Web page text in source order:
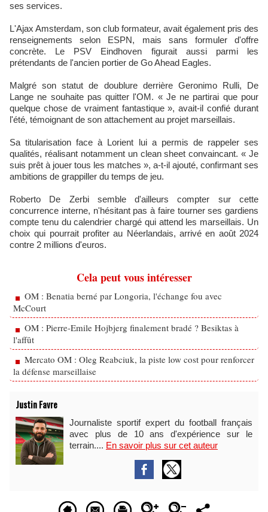
ses services.
L'Ajax Amsterdam, son club formateur, avait également pris des
renseignements selon ESPN, mais sans formuler d'offre
concrète. Le PSV Eindhoven figurait aussi parmi les
prétendants de l'ancien portier de Go Ahead Eagles.
Malgré son statut de doublure derrière Geronimo Rulli, De
Lange ne souhaite pas quitter l'OM. « Je ne partirai que pour
quelque chose de vraiment fantastique », avait-il confié durant
l'été, témoignant de son attachement au projet marseillais.
Sa titularisation face à Lorient lui a permis de rappeler ses
qualités, réalisant notamment un clean sheet convaincant. « Je
suis prêt à jouer tous les matches », a-t-il ajouté, confirmant ses
ambitions de grappiller du temps de jeu.
Roberto De Zerbi semble d'ailleurs compter sur cette
concurrence interne, n'hésitant pas à faire tourner ses gardiens
compte tenu du calendrier chargé qui attend les marseillais. Un
choix qui pourrait profiter au Néerlandais, arrivé en août 2024
contre 2 millions d'euros.
Cela peut vous intéresser
OM : Benatia berné par Longoria, l'échange fou avec
McCourt
OM : Pierre-Emile Hojbjerg finalement bradé ? Besiktas à
l'affût
Mercato OM : Oleg Reabciuk, la piste low cost pour renforcer
la défense marseillaise
Justin Favre
Journaliste sportif expert du football français
avec plus de 10 ans d'expérience sur le
terrain.... En savoir plus sur cet auteur